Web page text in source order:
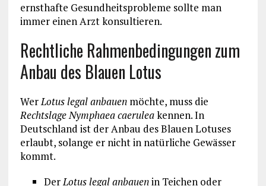
ernsthafte Gesundheitsprobleme sollte man
immer einen Arzt konsultieren.
Rechtliche Rahmenbedingungen zum
Anbau des Blauen Lotus
WerLotus legal anbauenmöchte, muss die
Rechtslage Nymphaea caeruleakennen. In
Deutschland ist der Anbau des Blauen Lotuses
erlaubt, solange er nicht in natürliche Gewässer
kommt.
DerLotus legal anbauenin Teichen oder